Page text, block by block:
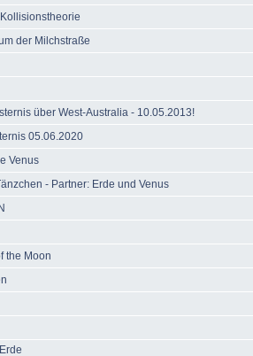
der Milchstraße
über West-Australia - 10.05.2013!
05.06.2020
Venus
- Partner: Erde und Venus
the Moon